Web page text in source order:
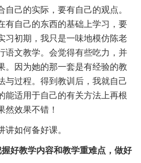
自己的实际，要有自己的观点。
有自己的东西的基础上学习，要
习初期，我只是一味地模仿陈老
语文教学。会觉得有些吃力，并
。因为她的那一套是有经验的教
与过程。得到教训后，我就自己
能适用于自己的有关方法上再根
然效果不错！
如何备好课。
好教学内容和教学重难点，做好